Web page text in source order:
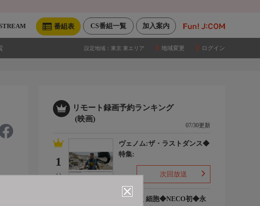
加入案内
CS番組一覧
番組表
設定地域： 東京 東エリア 地域変更 ログイン
リモート録画予約ランキング
(映画)
07/30更新
1
(-)
ヴェノム:ザ・ラストダンス◆
特集:
次回放送
はたらく細胞◆NECO初◆永